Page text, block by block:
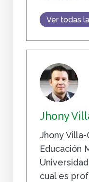
Ver todas
Jhony
Jhony
Educación
cual es